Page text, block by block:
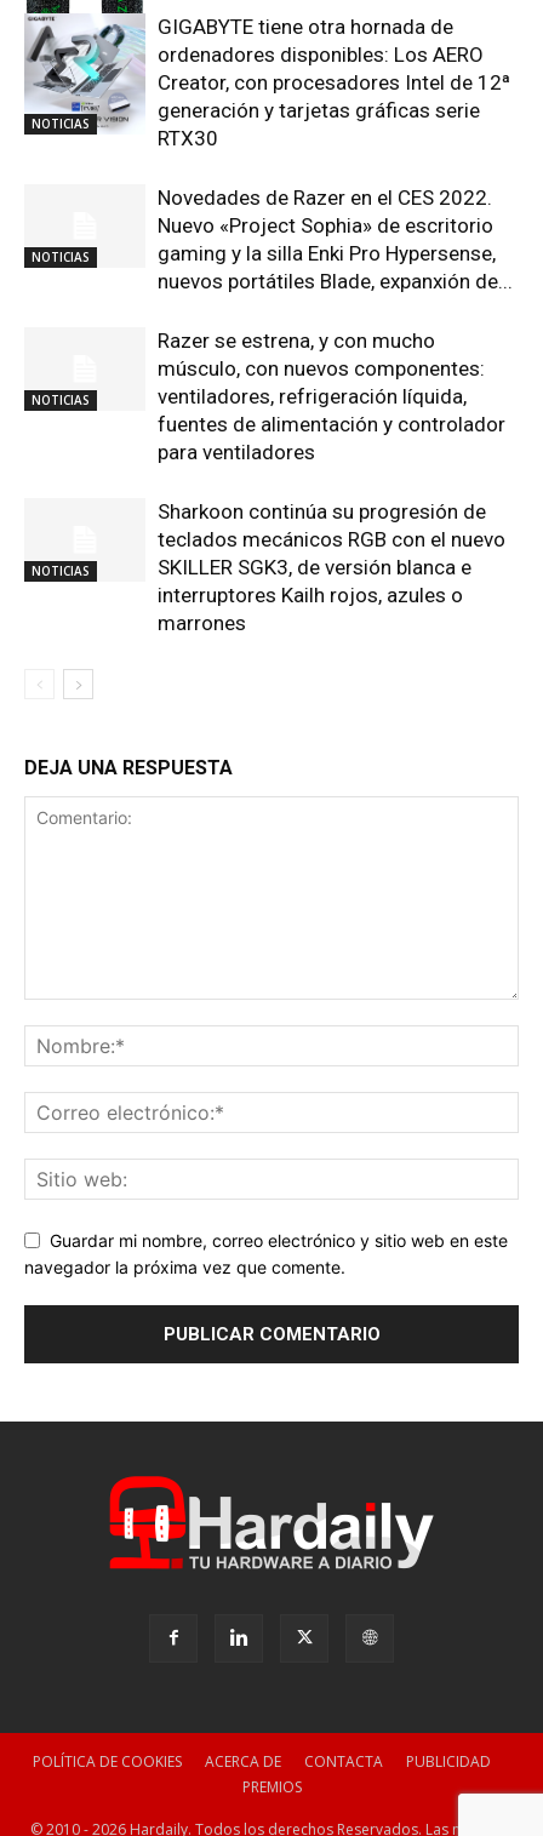
NOTICIAS
NOTICIAS
GIGABYTE tiene otra hornada de
ordenadores disponibles: Los AERO
Creator, con procesadores Intel de 12ª
generación y tarjetas gráficas serie
RTX30
NOTICIAS
Novedades de Razer en el CES 2022.
Nuevo «Project Sophia» de escritorio
gaming y la silla Enki Pro Hypersense,
nuevos portátiles Blade, expanxión de...
NOTICIAS
Razer se estrena, y con mucho
músculo, con nuevos componentes:
ventiladores, refrigeración líquida,
fuentes de alimentación y controlador
para ventiladores
NOTICIAS
Sharkoon continúa su progresión de
teclados mecánicos RGB con el nuevo
SKILLER SGK3, de versión blanca e
interruptores Kailh rojos, azules o
marrones
DEJA UNA RESPUESTA
Guardar mi nombre, correo electrónico y sitio web en este
navegador la próxima vez que comente.
POLÍTICA DE COOKIES ACERCA DE CONTACTA
PUBLICIDAD
PREMIOS
© 2010 - 2026 Hardaily. Todos los derechos Reservados. Las marcas y